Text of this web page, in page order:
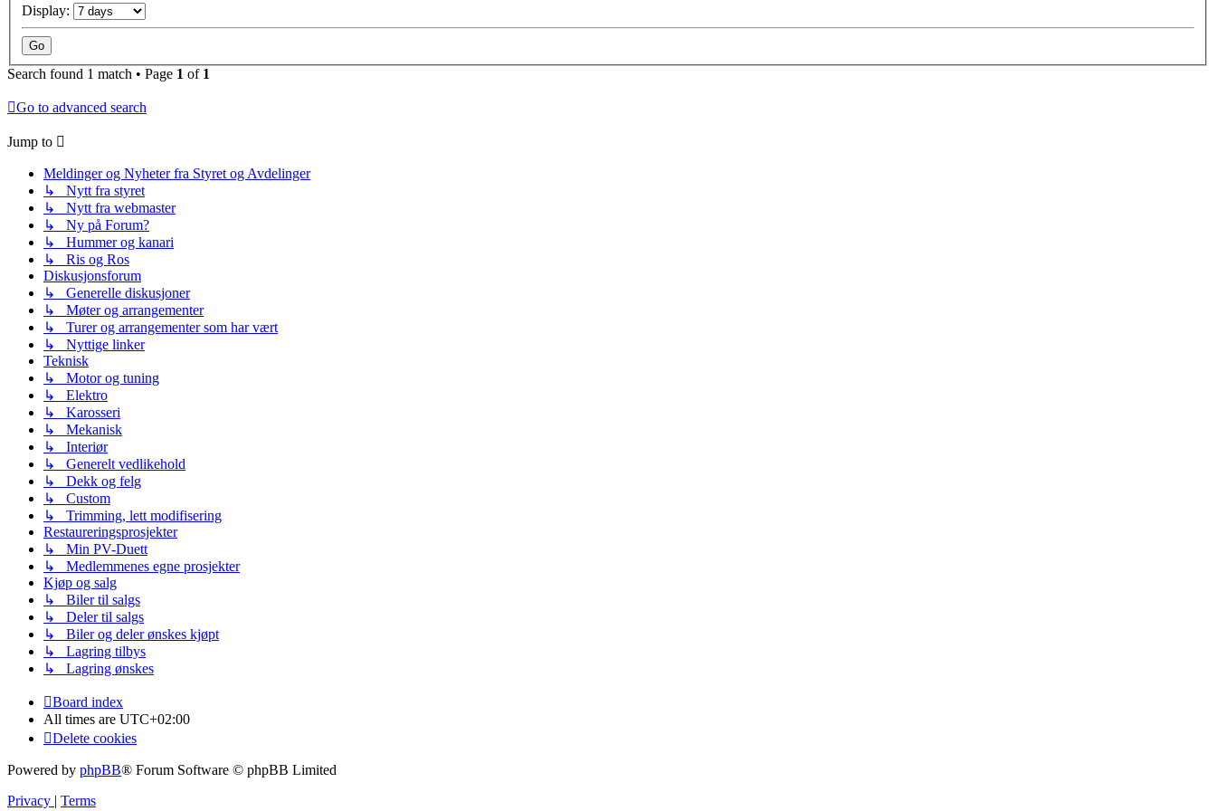
Display:
Search found 1 match • Page 1 of 1
Go to advanced search
Jump to
Meldinger og Nyheter fra Styret og Avdelinger
↳ Nytt fra styret
↳ Nytt fra webmaster
↳ Ny på Forum?
↳ Hummer og kanari
↳ Ris og Ros
Diskusjonsforum
↳ Generelle diskusjoner
↳ Møter og arrangementer
↳ Turer og arrangementer som har vært
↳ Nyttige linker
Teknisk
↳ Motor og tuning
↳ Elektro
↳ Karosseri
↳ Mekanisk
↳ Interiør
↳ Generelt vedlikehold
↳ Dekk og felg
↳ Custom
↳ Trimming, lett modifisering
Restaureringsprosjekter
↳ Min PV-Duett
↳ Medlemmenes egne prosjekter
Kjøp og salg
↳ Biler til salgs
↳ Deler til salgs
↳ Biler og deler ønskes kjøpt
↳ Lagring tilbys
↳ Lagring ønskes
Board index
All times are UTC+02:00
Delete cookies
Powered by phpBB® Forum Software © phpBB Limited
Privacy
Terms